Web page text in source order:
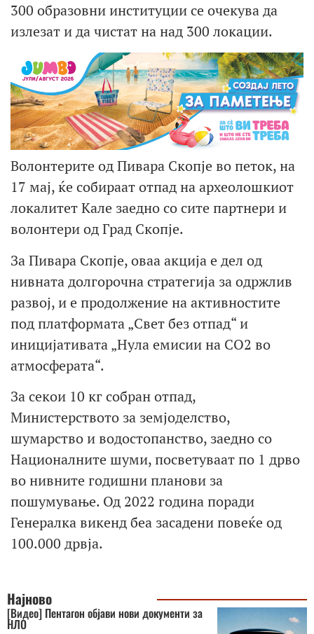
300 образовни институции се очекува да
излезат и да чистат на над 300 локации.
Волонтерите од Пивара Скопје во петок, на
17 мај, ќе собираат отпад на археолошкиот
локалитет Кале заедно со сите партнери и
волонтери од Град Скопје.
За Пивара Скопје, оваа акција е дел од
нивната долгорочна стратегија за одржлив
развој, и е продолжение на активностите
под платформата „Свет без отпад“ и
иницијативата „Нула емисии на СО2 во
атмосферата“.
За секои 10 кг собран отпад,
Министерството за земјоделство,
шумарство и водостопанство, заедно со
Националните шуми, посветуваат по 1 дрво
во нивните годишни планови за
пошумување. Од 2022 година поради
Генералка викенд беа засадени повеќе од
100.000 дрвја.
Најново
[Видео] Пентагон објави нови документи за
НЛО